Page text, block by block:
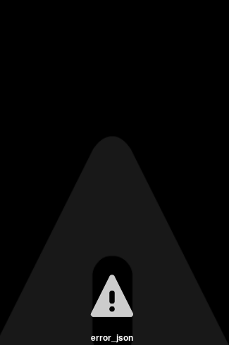
error_json